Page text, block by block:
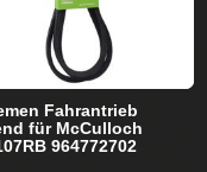
Fahrantrieb
für McCulloch
964772702